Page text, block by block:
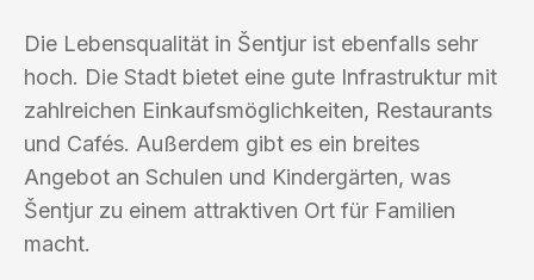
Die Lebensqualität in Šentjur ist ebenfalls sehr
hoch. Die Stadt bietet eine gute Infrastruktur mit
zahlreichen Einkaufsmöglichkeiten, Restaurants
und Cafés. Außerdem gibt es ein breites
Angebot an Schulen und Kindergärten, was
Šentjur zu einem attraktiven Ort für Familien
macht.